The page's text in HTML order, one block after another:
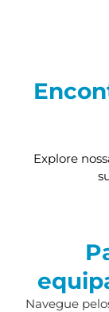
Explore
Navegue